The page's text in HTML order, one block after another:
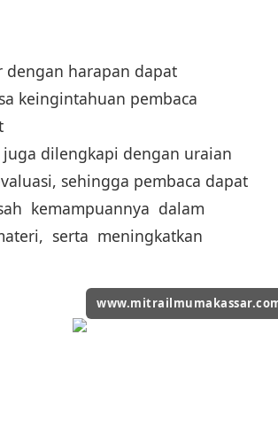
dengan harapan dapat
keingintahuan pembaca
dilengkapi dengan uraian
sehingga pembaca dapat
kemampuannya dalam
serta meningkatkan